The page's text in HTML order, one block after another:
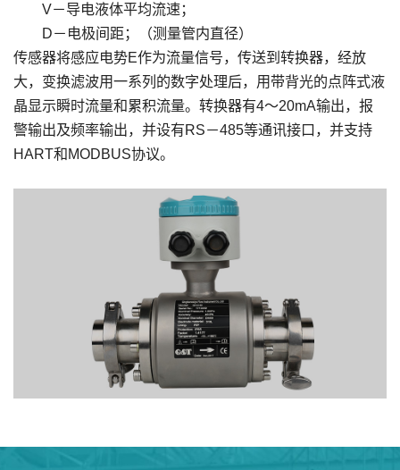
V－导电液体平均流速；
D－电极间距；（测量管内直径）
传感器将感应电势E作为流量信号，传送到转换器，经放
大，变换滤波用一系列的数字处理后，用带背光的点阵式液
晶显示瞬时流量和累积流量。转换器有4～20mA输出，报
警输出及频率输出，并设有RS－485等通讯接口，并支持
HART和MODBUS协议。